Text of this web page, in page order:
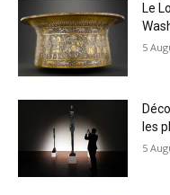
Le
5
les
5